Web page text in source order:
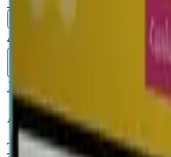
Блок×10
460 ₽
18+ Мне исполнилось 18 лет
Армения (AM)
Terea Purple Wave AM